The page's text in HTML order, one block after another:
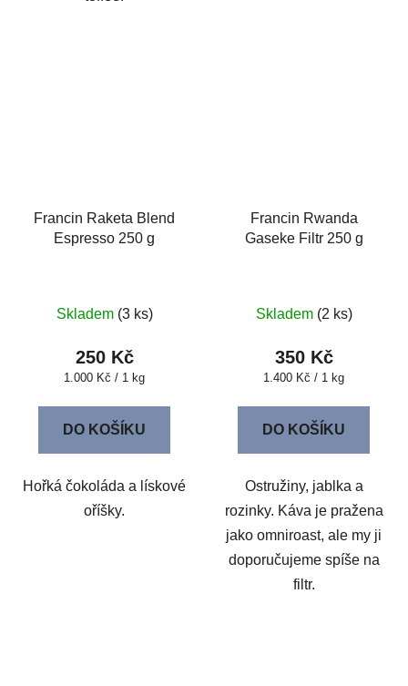
Francin Raketa Blend
Espresso 250 g
Skladem (3 ks)
250 Kč
Měrná
1.000 Kč / 1 kg
DO KOŠÍKU
Hořká čokoláda a lískové
oříšky.
Francin Rwanda
Gaseke Filtr 250 g
Skladem (2 ks)
350 Kč
Měrná
1.400 Kč / 1 kg
DO KOŠÍKU
Ostružiny, jablka a
rozinky. Káva je pražena
jako omniroast, ale my ji
doporučujeme spíše na
filtr.